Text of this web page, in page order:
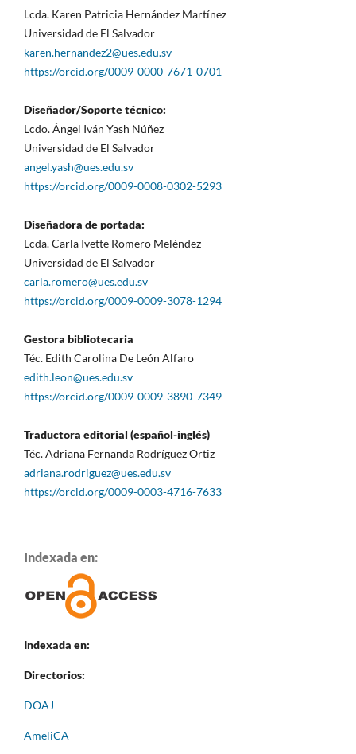
Lcda. Karen Patricia Hernández Martínez
Universidad de El Salvador
karen.hernandez2@ues.edu.sv
https://orcid.org/0009-0000-7671-0701
Diseñador/Soporte técnico:
Lcdo. Ángel Iván Yash Núñez
Universidad de El Salvador
angel.yash@ues.edu.sv
https://orcid.org/0009-0008-0302-5293
Diseñadora de portada:
Lcda. Carla Ivette Romero Meléndez
Universidad de El Salvador
carla.romero@ues.edu.sv
https://orcid.org/0009-0009-3078-1294
Gestora bibliotecaria
Téc. Edith Carolina De León Alfaro
edith.leon@ues.edu.sv
https://orcid.org/0009-0009-3890-7349
Traductora editorial (español-inglés)
Téc. Adriana Fernanda Rodríguez Ortiz
adriana.rodriguez@ues.edu.sv
https://orcid.org/0009-0003-4716-7633
Indexada en:
Indexada en:
Directorios:
DOAJ
AmeliCA